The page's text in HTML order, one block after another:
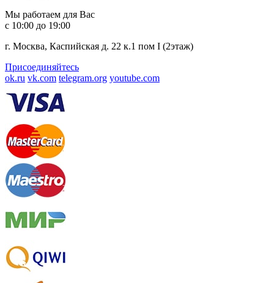
Мы работаем для Вас
с 10:00 до 19:00
г. Москва, Каспийская д. 22 к.1 пом I (2этаж)
Присоединяйтесь
ok.ru vk.com telegram.org youtube.com